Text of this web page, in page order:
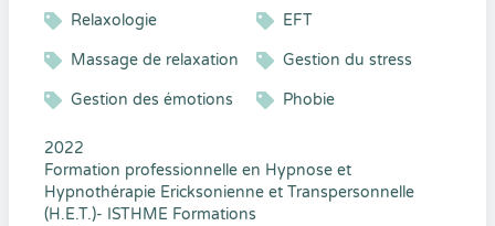
Relaxologie EFT
Massage de relaxation Gestion du stress
Gestion des émotions Phobie
2022
Formation professionnelle en Hypnose et
Hypnothérapie Ericksonienne et Transpersonnelle
(H.E.T.)- ISTHME Formations